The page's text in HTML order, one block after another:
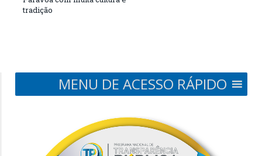
tradição
MENU DE ACESSO RÁPIDO